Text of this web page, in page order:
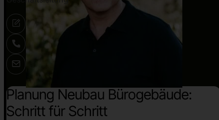
Planung Neubau Bürogebäude:
Schritt für Schritt